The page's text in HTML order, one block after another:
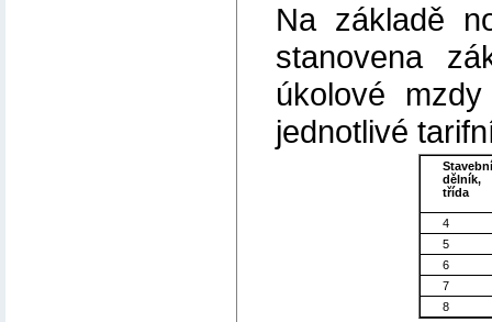
Na základě
stanovena
úkolové
jednotlivé
Stavební
dělník,
třída
4
5
6
7
8